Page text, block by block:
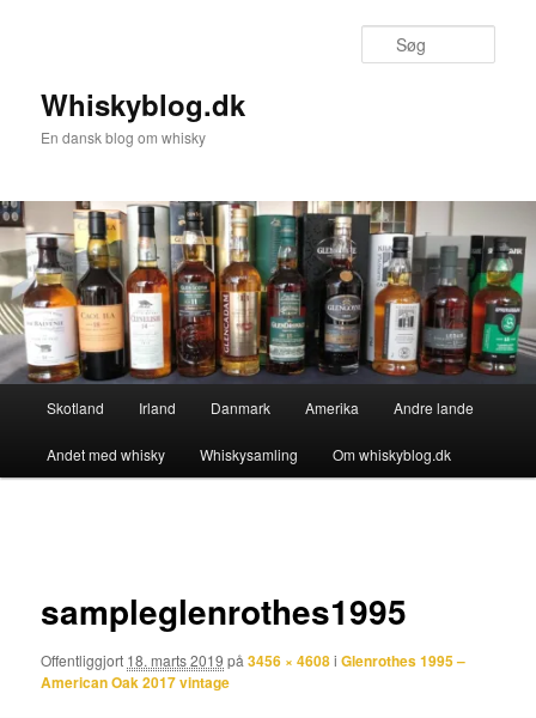
Whiskyblog.dk
En dansk blog om whisky
Skotland Irland Danmark Amerika Andre lande
Andet med whisky Whiskysamling Om whiskyblog.dk
sampleglenrothes1995
Offentliggjort 18. marts 2019 på3456 × 4608iGlenrothes 1995 –
American Oak 2017 vintage